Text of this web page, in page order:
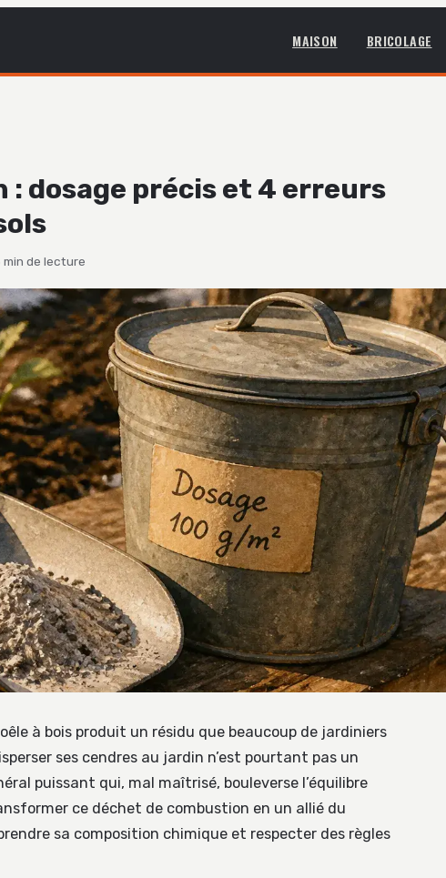
MAISON BRICOLAGE
: dosage précis et 4 erreurs
min de lecture
à bois produit un résidu que beaucoup de jardiniers
ses cendres au jardin n’est pourtant pas un
puissant qui, mal maîtrisé, bouleverse l’équilibre
ce déchet de combustion en un allié du
sa composition chimique et respecter des règles